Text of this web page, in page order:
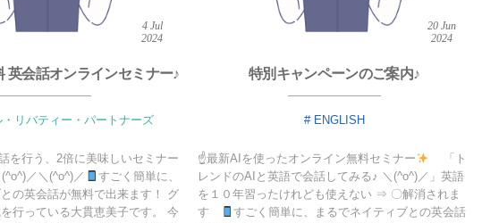
4 Jul
2024
英会話オンラインセミナー♪
リバティー・パートナーズ
を行う、2倍に美味しいセミナー
／＼(^o^)／
すごく簡単に、
の英会話が無料で出来ます！ グ
行っている大貫恵美子です。 今
20 Jun
2024
特別キャンペーンのご案内♪
ENGLISH
☝最新AIを使ったオンライン無料セミナー
「ト
レンドのAIと英語で会話してみる♪ ＼(^o^)／」​英語
を１０年習ったけれども使えない ⇒ 〇解消されま
す
すごく簡単に、まるでネイティブとの英会話